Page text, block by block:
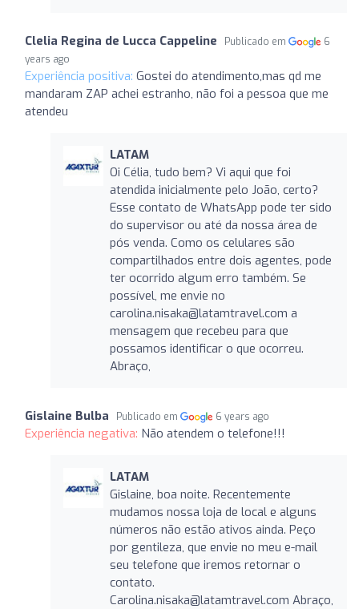
Clelia Regina de Lucca Cappeline Publicado em
6
years ago
Experiência positiva: Gostei do atendimento,mas qd me
mandaram ZAP achei estranho, não foi a pessoa que me
atendeu
LATAM
Oi Célia, tudo bem? Vi aqui que foi
atendida inicialmente pelo João, certo?
Esse contato de WhatsApp pode ter sido
do supervisor ou até da nossa área de
pós venda. Como os celulares são
compartilhados entre dois agentes, pode
ter ocorrido algum erro também. Se
possível, me envie no
carolina.nisaka@latamtravel.com a
mensagem que recebeu para que
possamos identificar o que ocorreu.
Abraço,
Gislaine Bulba Publicado em 6 years ago
Experiência negativa: Não atendem o telefone!!!
LATAM
Gislaine, boa noite. Recentemente
mudamos nossa loja de local e alguns
números não estão ativos ainda. Peço
por gentileza, que envie no meu e-mail
seu telefone que iremos retornar o
contato.
Carolina.nisaka@latamtravel.com Abraço,